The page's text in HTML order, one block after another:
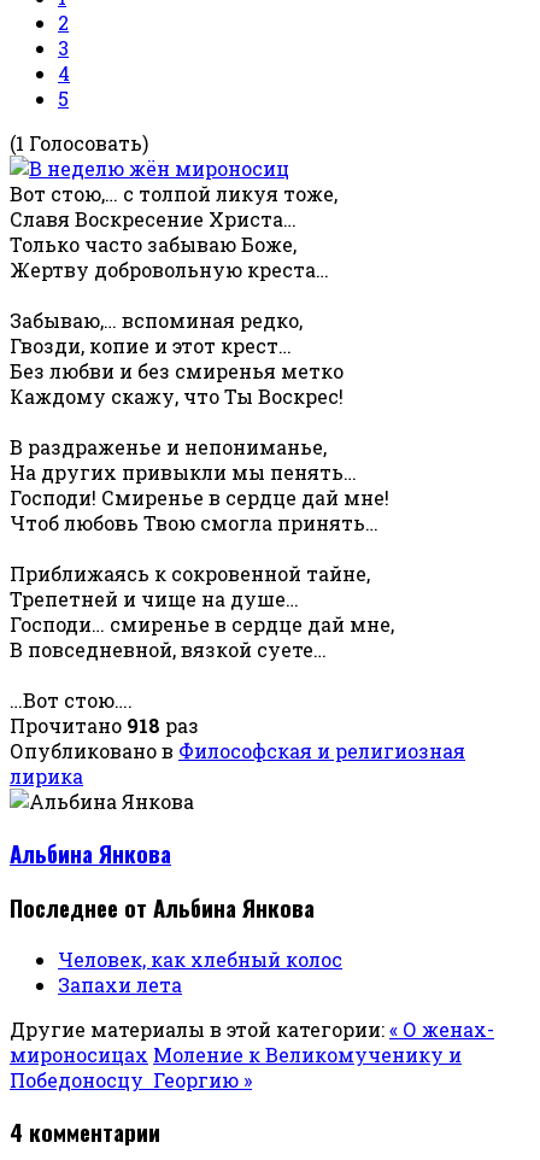
2
3
4
5
(1 Голосовать)
Вот стою,… с толпой ликуя тоже,
Славя Воскресение Христа…
Только часто забываю Боже,
Жертву добровольную креста…
Забываю,… вспоминая редко,
Гвозди, копие и этот крест…
Без любви и без смиренья метко
Каждому скажу, что Ты Воскрес!
В раздраженье и непониманье,
На других привыкли мы пенять…
Господи! Смиренье в сердце дай мне!
Чтоб любовь Твою смогла принять…
Приближаясь к сокровенной тайне,
Трепетней и чище на душе…
Господи… смиренье в сердце дай мне,
В повседневной, вязкой суете…
…Вот стою….
Прочитано 918 раз
Опубликовано в Философская и религиозная
лирика
Альбина Янкова
Последнее от Альбина Янкова
Человек, как хлебный колос
Запахи лета
Другие материалы в этой категории:« О женах-
мироносицах Моление к Великомученику и
Победоносцу Георгию »
4 комментарии